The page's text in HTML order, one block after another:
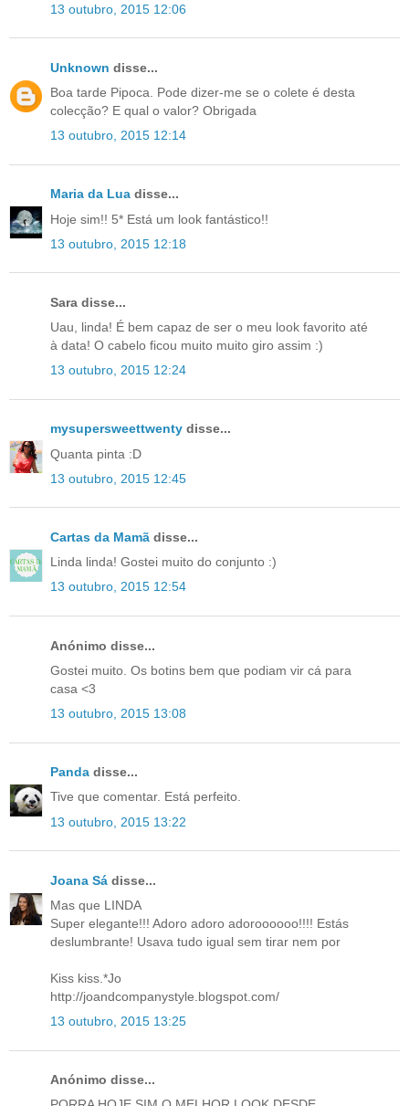
13 outubro, 2015 12:06
Unknown disse...
Boa tarde Pipoca. Pode dizer-me se o colete é desta
colecção? E qual o valor? Obrigada
13 outubro, 2015 12:14
Maria da Lua disse...
Hoje sim!! 5* Está um look fantástico!!
13 outubro, 2015 12:18
Sara disse...
Uau, linda! É bem capaz de ser o meu look favorito até
à data! O cabelo ficou muito muito giro assim :)
13 outubro, 2015 12:24
mysupersweettwenty disse...
Quanta pinta :D
13 outubro, 2015 12:45
Cartas da Mamã disse...
Linda linda! Gostei muito do conjunto :)
13 outubro, 2015 12:54
Anónimo disse...
Gostei muito. Os botins bem que podiam vir cá para
casa <3
13 outubro, 2015 13:08
Panda disse...
Tive que comentar. Está perfeito.
13 outubro, 2015 13:22
Joana Sá disse...
Mas que LINDA
Super elegante!!! Adoro adoro adoroooooo!!!! Estás
deslumbrante! Usava tudo igual sem tirar nem por
Kiss kiss.*Jo
http://joandcompanystyle.blogspot.com/
13 outubro, 2015 13:25
Anónimo disse...